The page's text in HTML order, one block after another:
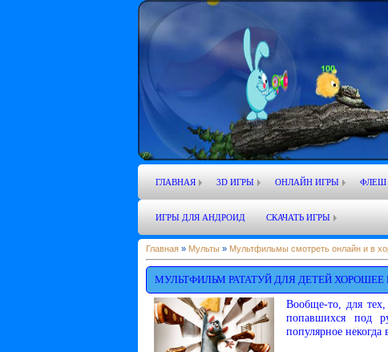
ГЛАВНАЯ 3D ИГРЫ ОНЛАЙН ИГРЫ ФЛЕШ
ИГРЫ ДЛЯ АНДРОИД СКАЧАТЬ ИГРЫ
Главная » Мульты » Мультфильмы смотреть онлайн и в
МУЛЬТФИЛЬМ РАТАТУЙ ДЛЯ ДЕТЕЙ
Вообще-то, для
попавшихся под
популярное некогда